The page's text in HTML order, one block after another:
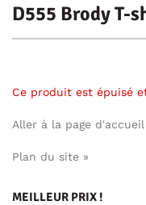
D555 Brody T-
Ce produit est épuisé
Aller à la page
Plan du site »
MEILLEUR PRIX !